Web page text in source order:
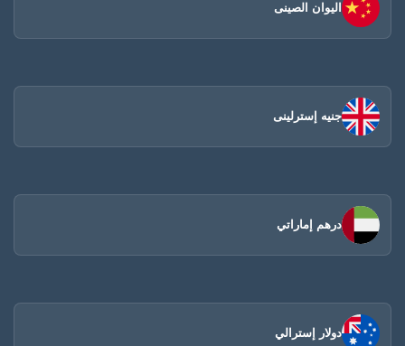
اليوان الصينى​
جنيه إسترلينى
درهم إماراتي
دولار إسترالي